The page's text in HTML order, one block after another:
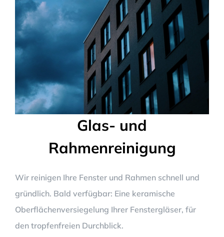
Glas- und
Rahmenreinigung
Wir reinigen Ihre Fenster und Rahmen schnell und
gründlich. Bald verfügbar: Eine keramische
Oberflächenversiegelung Ihrer Fenstergläser, für
den tropfenfreien Durchblick.